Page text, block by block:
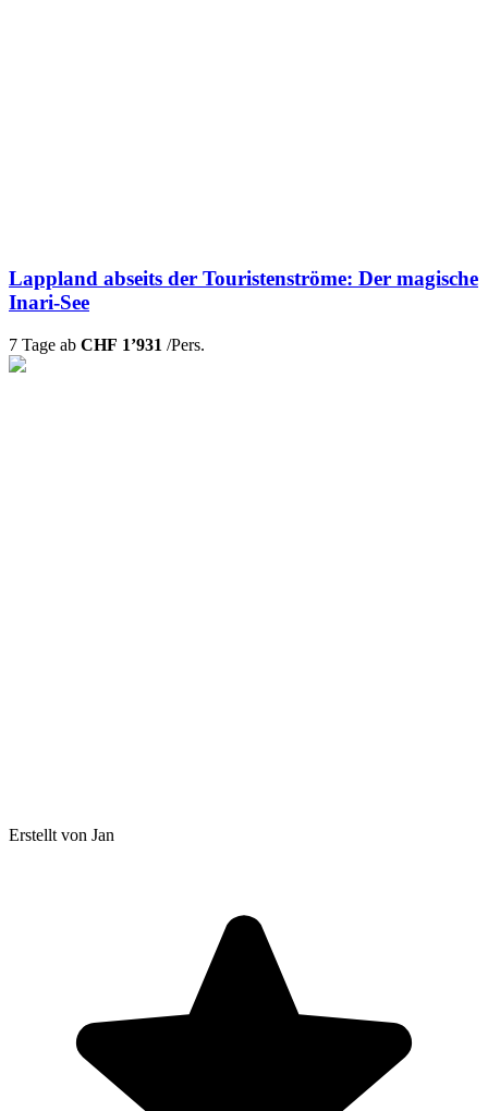
Lappland abseits der Touristenströme: Der magische
Inari-See
7 Tage ab CHF 1’931 /Pers.
Erstellt von Jan